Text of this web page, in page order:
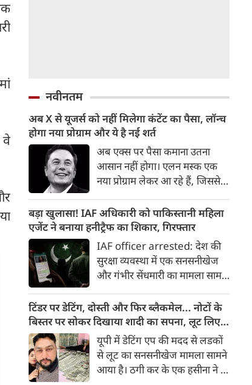
वे
नवीनतम
अब X से यूजर्स को नहीं मिलेगा कंटेंट का पैसा, लॉन्‍च
होगा नया प्रोग्राम और ये है नई शर्त
अब एक्‍स पर पैसा कमाना उतना
आसान नहीं होगा। एलन मस्‍क एक
नया प्रोग्राम लेकर आ रहे हैं, जिससे
सकेगा। इसके लिए बकायदा एक शर्त
रख दी गई है।
बड़ा खुलासा! IAF अधिकारी को पाकिस्तानी महिला
एजेंट ने बनाया हनीट्रैफ का शिकार, गिरफ्तार
IAF officer arrested: देश की
सुरक्षा व्यवस्था में एक सनसनीखेज
और गंभीर सेंधमारी का मामला सामने
एक सेवारत अधिकारी को पाकिस्तानी
खुफिया एजेंसी (ISI) की महिला
एजेंट के मोहपाश (हनीट्रैप) में फंसकर
गोपनीय सैन्य जानकारी साझा करने
के आरोप में पुलिस ने गिरफ्तार किया
है।
टिंडर पर डेटिंग, दोस्ती और फिर ब्लैकमेल... नोटों के
बिस्तर पर सोकर दिखाया शादी का सपना, लूट लिए 6
करोड़ रुपए
यूपी में डेटिंग एप की मदद से लडकों
से लूट का सनसनीखेज मामला सामने
आया है। ठगी कर के एक हसीना ने 6